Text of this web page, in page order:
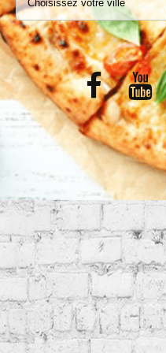
VOS AVIS
MENTIONS LÉGALES
C.G.V